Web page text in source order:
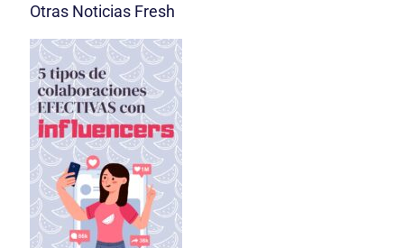
Otras Noticias Fresh